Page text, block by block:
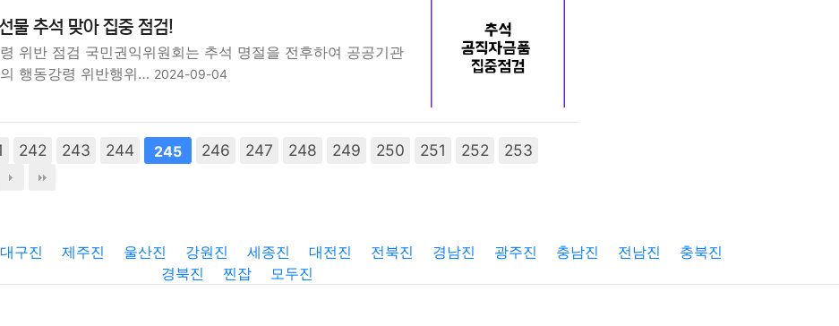
물 추석 맞아 집중 점검!
위반 점검 국민권익위원회는 추석 명절을 전후하여 공공기관
행동강령 위반행위… 2024-09-04
242 243 244 245 246 247 248 249 250 251 252
253
대구진 제주진 울산진 강원진 세종진 대전진 전북진 경남진 광주진 충남진 전남진
충북진
경북진
찐잡 모두진